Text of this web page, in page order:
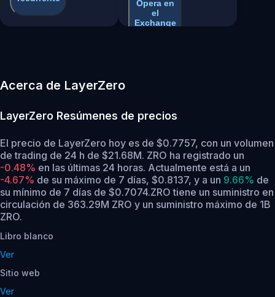
Opera en
el
Exchange
Acerca de LayerZero
LayerZero Resúmenes de precios
El precio de LayerZero hoy es de $0.7757, con un volumen
de trading de 24 h de $21.68M. ZRO ha registrado un
-0.48% en las últimas 24 horas. Actualmente está a un
-4.67% de su máximo de 7 días, $0.8137, y a un 9.66% de
su mínimo de 7 días de $0.7074.ZRO tiene un suministro en
circulación de 363.29M ZRO y un suministro máximo de 1B
ZRO.
Libro blanco
Ver
Sitio web
Ver